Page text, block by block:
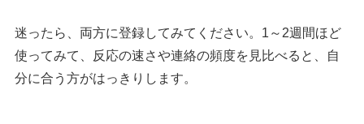
迷ったら、両方に登録してみてください。1～2週間ほど
使ってみて、反応の速さや連絡の頻度を見比べると、自
分に合う方がはっきりします。